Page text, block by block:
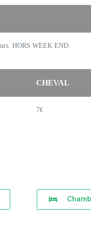
HORS WEEK END.
CHEVAL
7€